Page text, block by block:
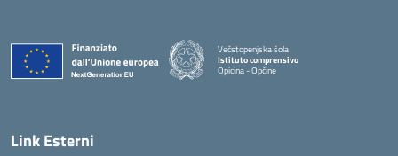
Večstopenjska šola
Istituto comprensivo
Opicina - Opčine
Link Esterni